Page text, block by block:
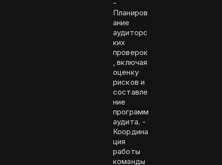
-
Планиров
ание
аудиторс
ких
проверок
, включая
оценку
рисков и
составле
ние
программ
аудита. -
Координа
ция
работы
команды